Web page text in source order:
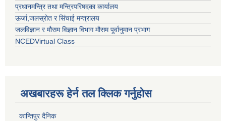
प्रधानमन्त्रि तथा मन्त्रिपरिषदका कार्यालय
ऊर्जा,जलस्रोत र सिंचाई मन्त्रालय
जलविज्ञान र मौसम विज्ञान विभाग मौसम पूर्वानुमान प्रभाग
NCEDVirtual Class
अखबारहरू हेर्न तल क्लिक गर्नुहोस
कान्तिपुर दैनिक